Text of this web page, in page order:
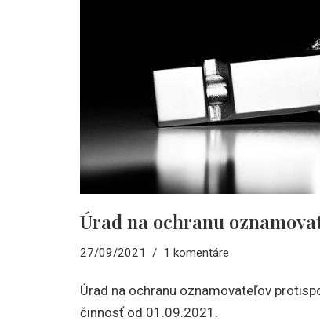
Úrad na ochranu
27/09/2021 1 komentáre
Úrad na ochranu oznamovateľov
činnosť od 01.09.2021.